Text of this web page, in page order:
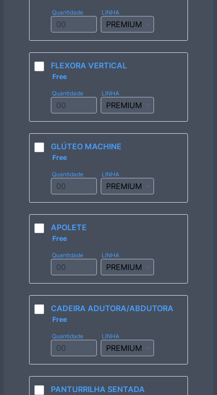
Quantidade LINHA
FLEXORA VERTICAL
Free
Free
Quantidade LINHA
GLÚTEO MACHINE
Free
Free
Quantidade LINHA
APOLETE
Free
Free
Quantidade LINHA
CADEIRA ADUTORA/ABDUTORA
Free
Free
Quantidade LINHA
PANTURRILHA SENTADA